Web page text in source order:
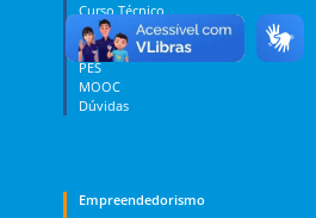
Curso Técnico
Graduação
Pós-graduação
PES
MOOC
Dúvidas
Empreendedorismo